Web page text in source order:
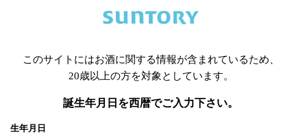
関連ページ
このサイトにはお酒に関する情報が含まれているため、
20歳以上の方を対象としています。
誕生年月日を西暦でご入力下さい。
生年月日